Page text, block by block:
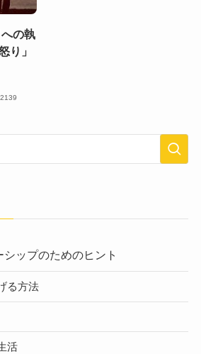
の執
り」
ップのためのヒント
る方法
活